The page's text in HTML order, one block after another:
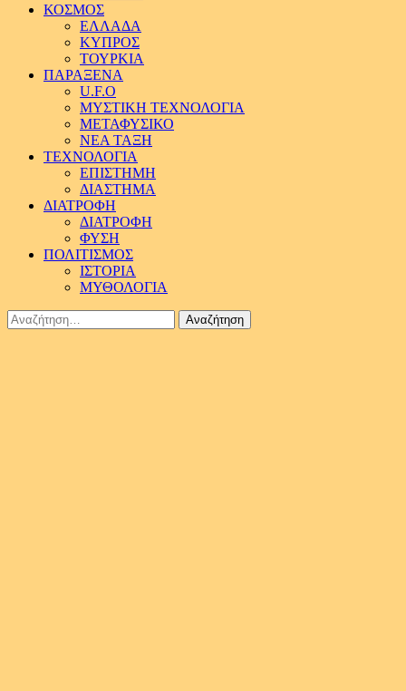
ΚΟΣΜΟΣ
ΕΛΛΑΔΑ
ΚΥΠΡΟΣ
ΤΟΥΡΚΙΑ
ΠΑΡΑΞΕΝΑ
U.F.O
ΜΥΣΤΙΚΗ ΤΕΧΝΟΛΟΓΙΑ
ΜΕΤΑΦΥΣΙΚΟ
ΝΕΑ ΤΑΞΗ
ΤΕΧΝΟΛΟΓΙΑ
ΕΠΙΣΤΗΜΗ
ΔΙΑΣΤΗΜΑ
ΔΙΑΤΡΟΦΗ
ΔΙΑΤΡΟΦΗ
ΦΥΣΗ
ΠΟΛΙΤΙΣΜΟΣ
ΙΣΤΟΡΙΑ
ΜΥΘΟΛΟΓΙΑ
Αναζήτηση
για: